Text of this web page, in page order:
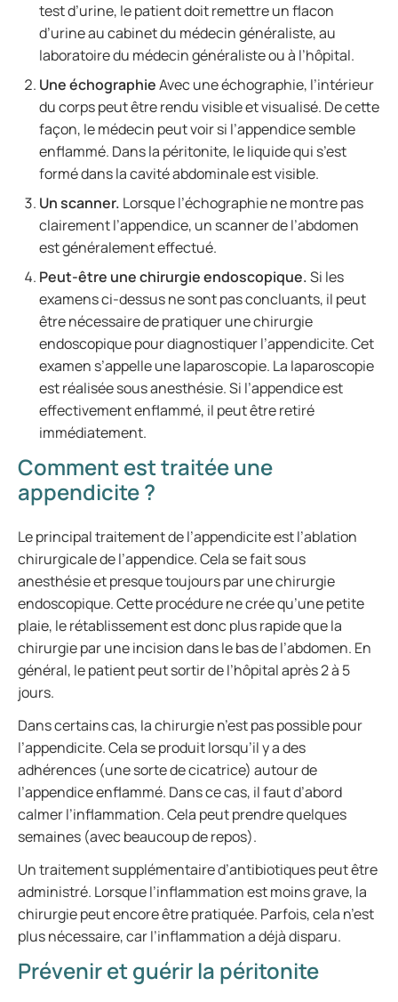
test d’urine, le patient doit remettre un flacon
d’urine au cabinet du médecin généraliste, au
laboratoire du médecin généraliste ou à l’hôpital.
Une échographieAvec une échographie, l’intérieur
du corps peut être rendu visible et visualisé. De cette
façon, le médecin peut voir si l’appendice semble
enflammé. Dans la péritonite, le liquide qui s’est
formé dans la cavité abdominale est visible.
Un scanner. Lorsque l’échographie ne montre pas
clairement l’appendice, un scanner de l’abdomen
est généralement effectué.
Peut-être une chirurgie endoscopique.Si les
examens ci-dessus ne sont pas concluants, il peut
être nécessaire de pratiquer une chirurgie
endoscopique pour diagnostiquer l’appendicite. Cet
examen s’appelle une laparoscopie. La laparoscopie
est réalisée sous anesthésie. Si l’appendice est
effectivement enflammé, il peut être retiré
immédiatement.
Comment est traitée une
appendicite ?
Le principal traitement de l’appendicite est l’ablation
chirurgicale de l’appendice. Cela se fait sous
anesthésie et presque toujours par une chirurgie
endoscopique. Cette procédure ne crée qu’une petite
plaie, le rétablissement est donc plus rapide que la
chirurgie par une incision dans le bas de l’abdomen. En
général, le patient peut sortir de l’hôpital après 2 à 5
jours.
Dans certains cas, la chirurgie n’est pas possible pour
l’appendicite. Cela se produit lorsqu’il y a des
adhérences (une sorte de cicatrice) autour de
l’appendice enflammé. Dans ce cas, il faut d’abord
calmer l’inflammation. Cela peut prendre quelques
semaines (avec beaucoup de repos).
Un traitement supplémentaire d’antibiotiques peut être
administré. Lorsque l’inflammation est moins grave, la
chirurgie peut encore être pratiquée. Parfois, cela n’est
plus nécessaire, car l’inflammation a déjà disparu.
Prévenir et guérir la péritonite